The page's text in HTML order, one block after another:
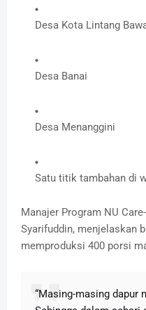
Desa Kota Lintang
Desa Banai
Desa Menanggini
Satu titik tambahan di
Manajer Program NU
Syarifuddin, menjelaskan
memproduksi 400 porsi
“Masing-masing dapur